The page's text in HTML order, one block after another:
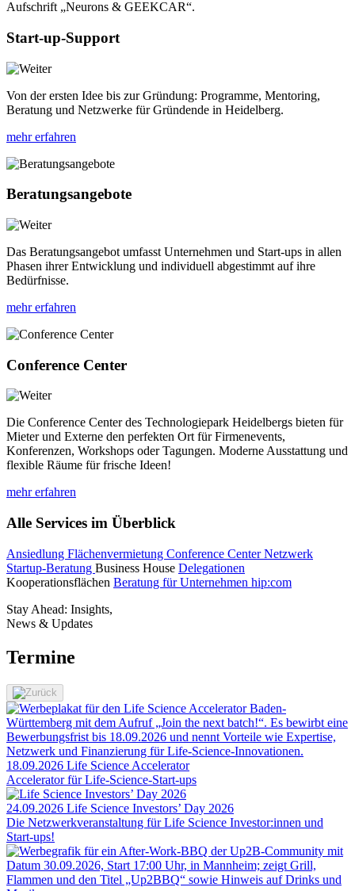
Start-up-Support
Von der ersten Idee bis zur Gründung: Programme, Mentoring,
Beratung und Netzwerke für Gründende in Heidelberg.
mehr erfahren
Beratungsangebote
Das Beratungsangebot umfasst Unternehmen und Start-ups in allen
Phasen ihrer Entwicklung und individuell abgestimmt auf ihre
Bedürfnisse.
mehr erfahren
Conference Center
Die Conference Center des Technologiepark Heidelbergs bieten für
Mieter und Externe den perfekten Ort für Firmenevents,
Konferenzen, Workshops oder Tagungen. Moderne Ausstattung und
flexible Räume für frische Ideen!
mehr erfahren
Alle Services im Überblick
Ansiedlung Flächenvermietung Conference CenterNetzwerk
Startup-Beratung Business House Delegationen
Kooperationsflächen Beratung für Unternehmen hip:com
Stay Ahead: Insights,
News & Updates
Termine
18.09.2026 Life Science Accelerator
Accelerator für Life-Science-Start-ups
24.09.2026 Life Science Investors’ Day 2026
Die Netzwerkveranstaltung für Life Science Investor:innen und
Start-ups!